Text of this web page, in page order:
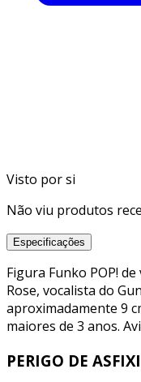
Visto por si
Não viu produtos
Especificações
Figura Funko POP!
Rose, vocalista do
aproximadamente 9
maiores de 3 anos.
PERIGO DE